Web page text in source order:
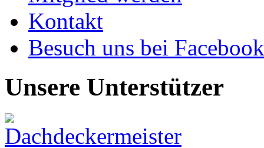
Kontakt
Besuch uns bei Facebook
Unsere Unterstützer